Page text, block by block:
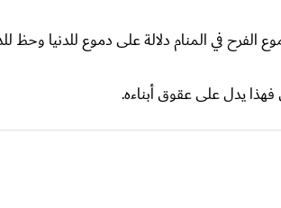
الفرح في المنام دلالة على دموع للدنيا وحظ
يدل على عقوق أبناءه.